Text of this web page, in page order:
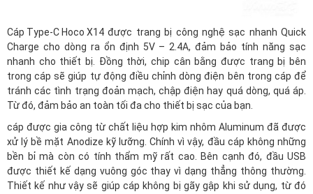
Cáp Type-C Hoco X14 được trang bị công nghệ sạc nhanh Quick
Charge cho dòng ra ổn định 5V – 2.4A, đảm bảo tính năng sạc
nhanh cho thiết bị. Đồng thời, chip cân bằng được trang bị bên
trong cáp sẽ giúp tự động điều chỉnh dòng điện bên trong cáp để
tránh các tình trạng đoản mạch, chập điện hay quá dòng, quá áp.
Từ đó, đảm bảo an toàn tối đa cho thiết bị sạc của bạn.
cáp được gia công từ chất liệu hợp kim nhôm Aluminum đã được
xử lý bề mặt Anodize kỹ lưỡng. Chính vì vậy, đầu cáp không những
bền bỉ mà còn có tính thẩm mỹ rất cao. Bên cạnh đó, đầu USB
được thiết kế dạng vuông góc thay vì dạng thẳng thông thường.
Thiết kế như vậy sẽ giúp cáp không bị gãy gập khi sử dụng, từ đó